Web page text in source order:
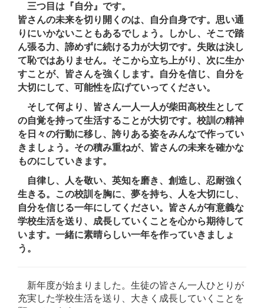
三つ目は『自分』です。
皆さんの未来を切り開くのは、自分自身です。思い通
りにいかないこともあるでしょう。しかし、そこで踏
ん張る力、諦めずに続ける力が大切です。失敗は決し
て恥ではありません。そこから立ち上がり、次に生か
すことが、皆さんを強くします。自分を信じ、自分を
大切にして、可能性を広げていってください。
そして何より、皆さん一人一人が柴田高校生として
の自覚を持って生活することが大切です。校訓の精神
を日々の行動に移し、誇りある姿をみんなで作ってい
きましょう。その積み重ねが、皆さんの未来を確かな
ものにしていきます。
自律し、人を敬い、英知を磨き、創造し、忍耐強く
生きる。この校訓を胸に、夢を持ち、人を大切にし、
自分を信じる一年にしてください。皆さんが有意義な
学校生活を送り、成長していくことを心から期待して
います。一緒に素晴らしい一年を作っていきましょ
う。
新年度が始まりました。生徒の皆さん一人ひとりが
充実した学校生活を送り、大きく成長していくことを